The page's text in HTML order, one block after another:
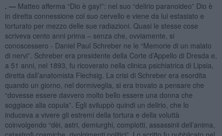
. — Matteo afferma “Dio è gay!”: nel suo “delirio paranoideo” Dio è
in diretta connessione col suo cervello e viene da lui estasiato e
torturato per mezzo delle sue radiazioni. Quasi le stesse cose
scriveva cento anni prima – senza che, ovviamente, si
conoscessero - Daniel Paul Schreber ne le “Memorie di un malato
di nervi”. Schreber era presidente della Corte d’Appello di Dresda e,
a 51 anni, nel 1893, fu ricoverato nella clinica psichiatrica di Lipsia,
diretta dall’anatomista Flechsig. La crisi di Schreber era esordita
quando un giorno, nel dormiveglia, si era trovato a pensare che
“dovesse essere davvero molto bello essere una donna che
soggiace alla copula”. Egli sviluppò quindi un delirio, che lo
induceva a vivere gli estremi della tortura e della voluttà
coinvolgendo “dèi, astri, demiurghi, complotti, assassinii dell’anima,